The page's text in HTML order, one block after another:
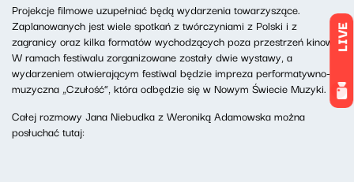
LIVE
Projekcje filmowe uzupełniać będą wydarzenia towarzyszące.
Zaplanowanych jest wiele spotkań z twórczyniami z Polski i z
zagranicy oraz kilka formatów wychodzących poza przestrzeń kinową.
W ramach festiwalu zorganizowane zostały dwie wystawy, a
wydarzeniem otwierającym festiwal będzie impreza performatywno-
muzyczna „Czułość”, która odbędzie się w Nowym Świecie Muzyki.
Całej rozmowy Jana Niebudka z Weroniką Adamowska można
posłuchać tutaj: